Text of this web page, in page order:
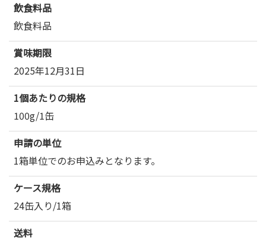
飲食料品
飲食料品
賞味期限
2025年12月31日
1個あたりの規格
100g/1缶
申請の単位
1箱単位でのお申込みとなります。
ケース規格
24缶入り/1箱
送料